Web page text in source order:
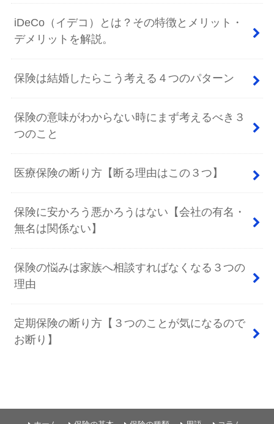
iDeCo（イデコ）とは？その特徴とメリット・
デメリットを解説。
保険は結婚したらこう考える４つのパターン
保険の意味がわからない時にまず考えるべき３
つのこと
医療保険の断り方【断る理由はこの３つ】
保険に安かろう悪かろうはない【会社の有名・
無名は関係ない】
保険の悩みは家族へ相談すればなくなる３つの
理由
定期保険の断り方【３つのことが気になるので
お断り】